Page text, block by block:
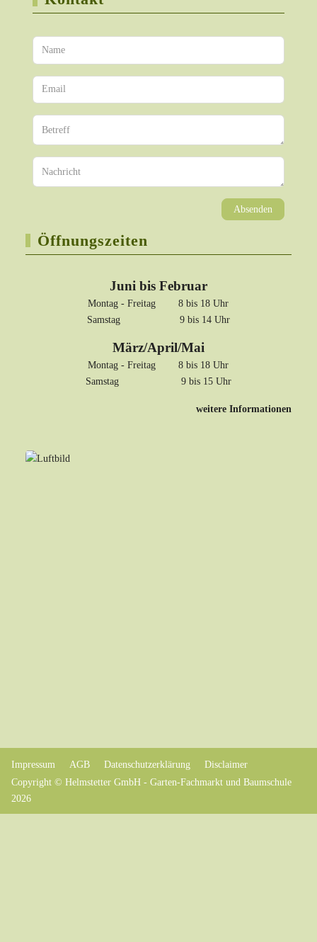
Absenden
Öffnungszeiten
Juni bis Februar
Montag - Freitag 8 bis 18 Uhr
Samstag 9 bis 14 Uhr
März/April/Mai
Montag - Freitag 8 bis 18 Uhr
Samstag 9 bis 15 Uhr
weitere Informationen
Impressum AGB Datenschutzerklärung
Disclaimer
Copyright © Helmstetter GmbH - Garten-Fachmarkt und Baumschule
2026